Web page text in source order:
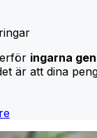
ingarna
är att dina